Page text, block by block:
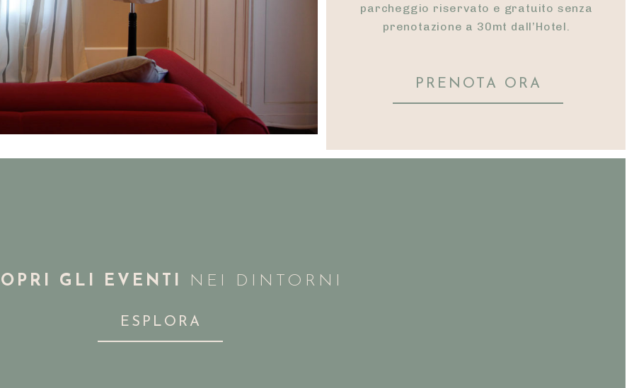
parcheggio riservato e gratuito senza
prenotazione a 30mt dall’Hotel.
PRENOTA ORA
GLI EVENTI NEI DINTORNI
ESPLORA